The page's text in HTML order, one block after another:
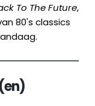
To The Future,
80's classics